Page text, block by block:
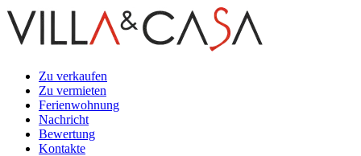
Zu verkaufen
Zu vermieten
Ferienwohnung
Nachricht
Bewertung
Kontakte